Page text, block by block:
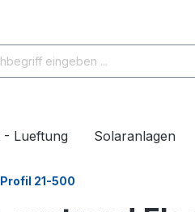
- Lueftung Solaranlagen
21-500